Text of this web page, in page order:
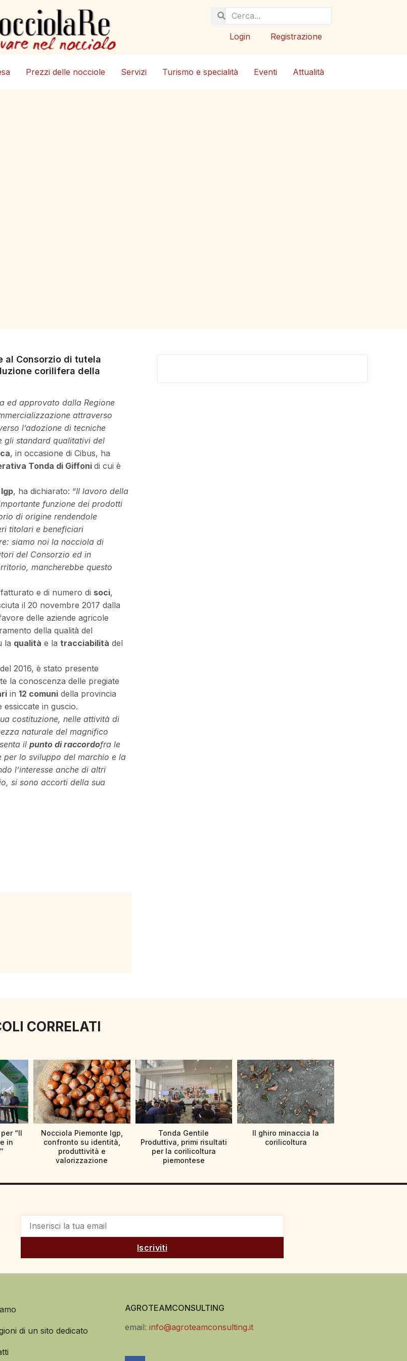
Login Registrazione
Prezzi delle nocciole Servizi Turismo e specialità Eventi Attualità
al Consorzio di tutela
corilifera della
ed approvato dalla Regione
attraverso
l’adozione di tecniche
gli standard qualitativi del
, in occasione di Cibus, ha
Tonda di Giffoni di cui è
, ha dichiarato: “Il lavoro della
funzione dei prodotti
di origine rendendole
titolari e beneficiari
siamo noi la nocciola di
del Consorzio ed in
mancherebbe questo
e di numero di soci,
il 20 novembre 2017 dalla
delle aziende agricole
della qualità del
la qualità e la tracciabilità del
2016, è stato presente
la conoscenza delle pregiate
in 12 comuni della provincia
essiccate in guscio.
costituzione, nelle attività di
naturale del magnifico
il punto di raccordofra le
per lo sviluppo del marchio e la
l’interesse anche di altri
si sono accorti della sua
CORRELATI
“Il
in
Nocciola Piemonte Igp,
confronto su identità,
produttività e
valorizzazione
Tonda Gentile
Produttiva, primi risultati
per la corilicoltura
piemontese
Il ghiro minaccia la
corilicoltura
Iscriviti
di un sito dedicato
AGROTEAMCONSULTING
email:info@agroteamconsulting.it